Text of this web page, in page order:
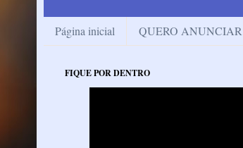
Página inicial QUERO ANUNCIAR
FIQUE POR DENTRO